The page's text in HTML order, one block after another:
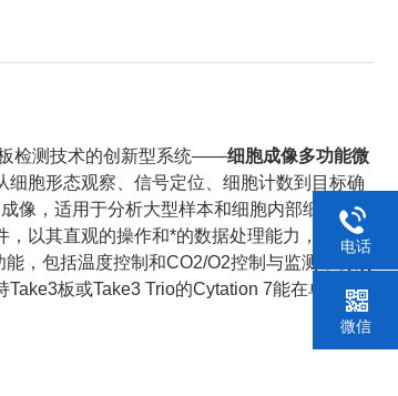
检测技术的创新型系统——细胞成像多功能微
胞形态观察、信号定位、细胞计数到目标确
像，适用于分析大型样本和细胞内部细节，而
以其直观的操作和*的数据处理能力，进一步
，包括温度控制和CO2/O2控制与监测，特别
板或Take3 Trio的Cytation 7能在单次运
电话
微信